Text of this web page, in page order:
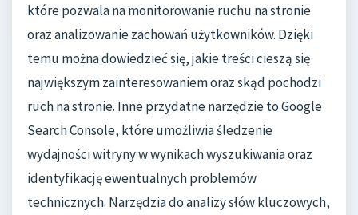
które pozwala na monitorowanie ruchu na stronie
oraz analizowanie zachowań użytkowników. Dzięki
temu można dowiedzieć się, jakie treści cieszą się
największym zainteresowaniem oraz skąd pochodzi
ruch na stronie. Inne przydatne narzędzie to Google
Search Console, które umożliwia śledzenie
wydajności witryny w wynikach wyszukiwania oraz
identyfikację ewentualnych problemów
technicznych. Narzędzia do analizy słów kluczowych,